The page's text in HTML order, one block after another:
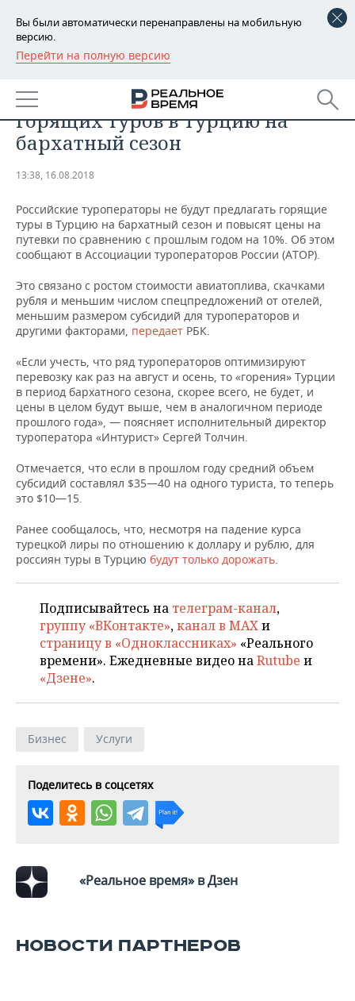
Вы были автоматически перенаправлены на мобильную
версию.
Перейти на полную версию
РЕГИОНЫ
БАШКОРТОСТАН
ТАТАРСТАН
НОВОСТИ
АНАЛИТИКА
ДЕКЛАРАЦИИ О ДОХОДАХ
КОРОЛИ ГОСЗАКАЗА ПФО
КОМУ ПРИНАДЛЕЖАТ
ТОРГОВЫЕ ЦЕНТРЫ
ТАТАРСТАНА
НОВОСТИ ЭКОНОМИКИ
ФИНАНСЫ
БЮДЖЕТ
ПРОМЫШЛЕННОСТЬ
НОВОСТИ
ПРОМЫШЛЕННОСТИ
АГРОПРОМ
МАШИНОСТРОЕНИЕ
НЕФТЕХИМИЯ
НЕФТЬ
ОПК
ЭНЕРГЕТИКА
НЕДВИЖИМОСТЬ
НОВОСТИ АВТО
БИЗНЕС
РОЗНИЧНАЯ ТОРГОВЛЯ
ТРАНСПОРТ
НОВОСТИ ТЕХНОЛОГИЙ
IT
ТЕЛЕКОММУНИКАЦИИ
МЕРОПРИЯТИЯ
НОВОСТИ МЕРОПРИЯТИЙ
БИЗНЕС-БРАНЧИ
ONLINE-КОНФЕРЕНЦИИ
ОТКРЫТАЯ ЛЕКЦИЯ
СПОРТ
ФУТБОЛ
ХОККЕЙ
БАСКЕТБОЛ
ВОЛЕЙБОЛ
КИБЕРСПОРТ
ФИГУРНОЕ КАТАНИЕ
ХОККЕЙ С МЯЧОМ
НОВОСТИ ОБЩЕСТВА
ВЛАСТЬ
ИНФРАСТРУКТУРА
ИСТОРИЯ
КУЛЬТУРА
МЕДИЦИНА
ПРОИСШЕСТВИЯ
ФОТОГАЛЕРЕЯ
СЮЖЕТЫ
СПРАВОЧНИК
СПИСОК ПЕРСОН
СПИСОК КОМПАНИЙ
ПОЛНАЯ ВЕРСИЯ
Туроператоры откажутся от
горящих туров в Турцию на
бархатный сезон
13:38, 16.08.2018
Российские туроператоры не будут предлагать горящие
туры в Турцию на бархатный сезон и повысят цены на
путевки по сравнению с прошлым годом на 10%. Об этом
сообщают в Ассоциации туроператоров России (АТОР).
Это связано с ростом стоимости авиатоплива, скачками
рубля и меньшим числом спецпредложений от отелей,
меньшим размером субсидий для туроператоров и
другими факторами, передает РБК.
«Если учесть, что ряд туроператоров оптимизируют
перевозку как раз на август и осень, то «горения» Турции
в период бархатного сезона, скорее всего, не будет, и
цены в целом будут выше, чем в аналогичном периоде
прошлого года», — поясняет исполнительный директор
туроператора «Интурист» Сергей Толчин.
Отмечается, что если в прошлом году средний объем
субсидий составлял $35—40 на одного туриста, то теперь
это $10—15.
Ранее сообщалось, что, несмотря на падение курса
турецкой лиры по отношению к доллару и рублю, для
россиян туры в Турцию будут только дорожать.
Подписывайтесь на телеграм-канал,
группу «ВКонтакте»,канал в MAXи
страницу в «Одноклассниках» «Реального
времени». Ежедневные видео наRutube и
«Дзене».
Бизнес Услуги
Поделитесь в соцсетях
«Реальное время» в Дзен
НОВОСТИ ПАРТНЕРОВ